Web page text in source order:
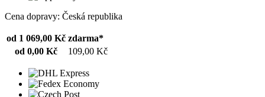
Cena dopravy: Česká republika
od 1 069,00 Kč zdarma*
od 0,00 Kč
109,00 Kč